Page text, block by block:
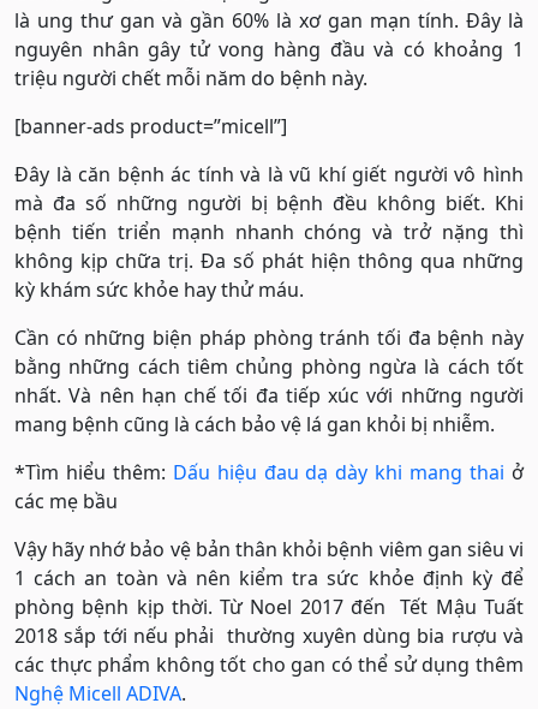
là ung thư gan và gần 60% là xơ gan mạn tính. Đây là
nguyên nhân gây tử vong hàng đầu và có khoảng 1
triệu người chết mỗi năm do bệnh này.
[banner-ads product=”micell”]
Đây là căn bệnh ác tính và là vũ khí giết người vô hình
mà đa số những người bị bệnh đều không biết. Khi
bệnh tiến triển mạnh nhanh chóng và trở nặng thì
không kịp chữa trị. Đa số phát hiện thông qua những
kỳ khám sức khỏe hay thử máu.
Cần có những biện pháp phòng tránh tối đa bệnh này
bằng những cách tiêm chủng phòng ngừa là cách tốt
nhất. Và nên hạn chế tối đa tiếp xúc với những người
mang bệnh cũng là cách bảo vệ lá gan khỏi bị nhiễm.
*Tìm hiểu thêm: Dấu hiệu đau dạ dày khi mang thai ở
các mẹ bầu
Vậy hãy nhớ bảo vệ bản thân khỏi bệnh viêm gan siêu vi
1 cách an toàn và nên kiểm tra sức khỏe định kỳ để
phòng bệnh kịp thời. Từ Noel 2017 đến Tết Mậu Tuất
2018 sắp tới nếu phải thường xuyên dùng bia rượu và
các thực phẩm không tốt cho gan có thể sử dụng thêm
Nghệ Micell ADIVA.